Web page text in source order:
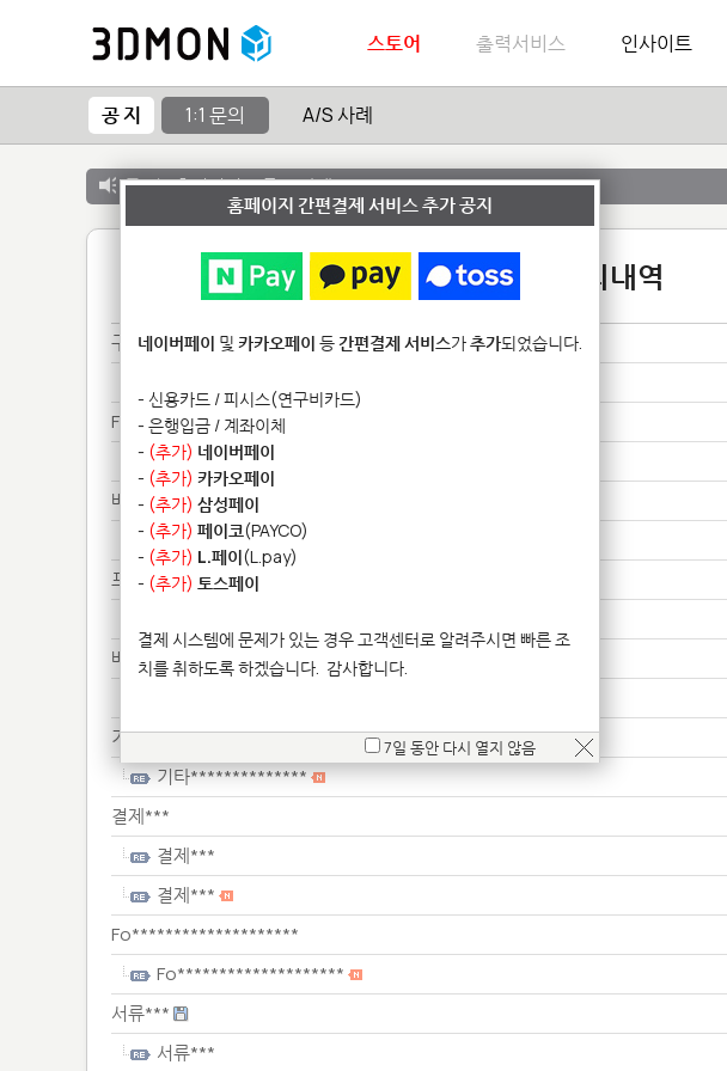
스토어 출력서비스 인사이트
공 지 1:1 문의 A/S 사례
공 지 :출력서비스 종료 안내
1:1 문의내역
구매***
Fo********************
Fo********************
배송***
배송***
프린****************
배송***
기타**************
기타**************
결제***
결제***
결제***
Fo********************
Fo********************
서류***
서류***
홈페이지 간편결제 서비스 추가 공지
네이버페이 및 카카오페이 등간편결제 서비스가추가되었습니다.
- 신용카드 / 피시스(연구비카드)
- 은행입금 / 계좌이체
- (추가) 네이버페이
- (추가) 카카오페이
- (추가) 삼성페이
- (추가) 페이코(PAYCO)
- (추가) L.페이(L.pay)
- (추가) 토스페이
결제 시스템에 문제가 있는 경우 고객센터로 알려주시면 빠른 조
치를 취하도록 하겠습니다. 감사합니다.
7일 동안 다시 열지 않음